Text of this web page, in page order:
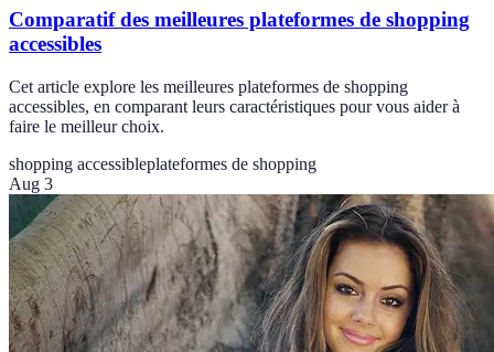
Comparatif des meilleures plateformes de shopping
accessibles
Cet article explore les meilleures plateformes de shopping
accessibles, en comparant leurs caractéristiques pour vous aider à
faire le meilleur choix.
shopping accessibleplateformes de shopping
Aug 3